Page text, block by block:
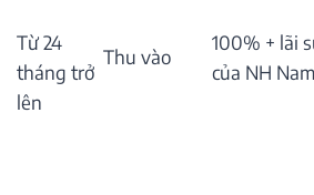
Từ 24
tháng trở
lên
Thu vào
100% + lãi
của NH